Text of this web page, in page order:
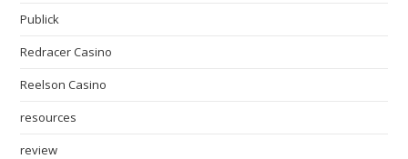
Publick
Redracer Casino
Reelson Casino
resources
review